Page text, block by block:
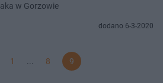
w Gorzowie
dodano 6-3-2020
1 8 9